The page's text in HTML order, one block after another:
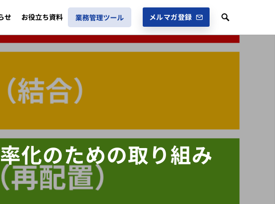
せ お役立ち資料 業務管理ツール メルマガ登録
化のための取り組み